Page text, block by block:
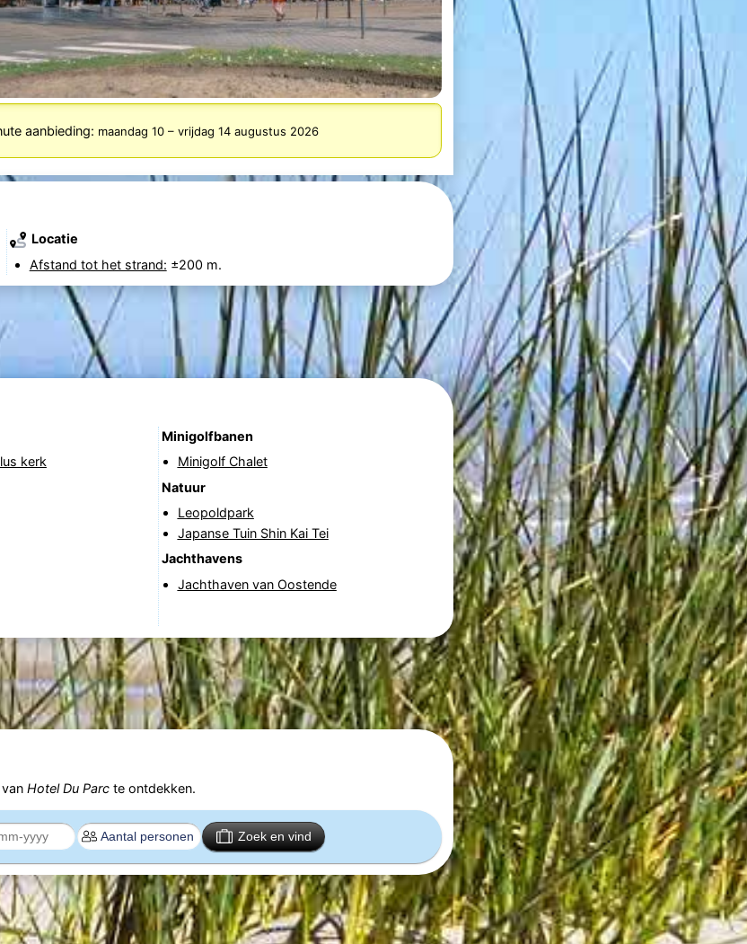
aanbieding: maandag 10– vrijdag 14 augustus 2026
Locatie
Afstand tot het strand: ±200 m.
kerk
Minigolfbanen
Minigolf Chalet
Natuur
Leopoldpark
Japanse Tuin Shin Kai Tei
Jachthavens
Jachthaven van Oostende
Hotel Du Parcte ontdekken.
Zoek en vind